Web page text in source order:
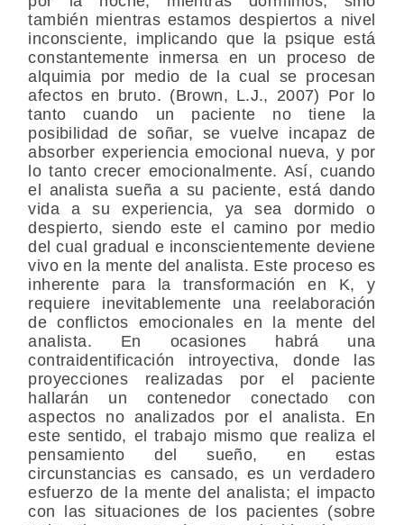
también mientras estamos despiertos a nivel
inconsciente, implicando que la psique está
constantemente inmersa en un proceso de
alquimia por medio de la cual se procesan
afectos en bruto. (Brown, L.J., 2007) Por lo
tanto cuando un paciente no tiene la
posibilidad de soñar, se vuelve incapaz de
absorber experiencia emocional nueva, y por
lo tanto crecer emocionalmente. Así, cuando
el analista sueña a su paciente, está dando
vida a su experiencia, ya sea dormido o
despierto, siendo este el camino por medio
del cual gradual e inconscientemente deviene
vivo en la mente del analista. Este proceso es
inherente para la transformación en K, y
requiere inevitablemente una reelaboración
de conflictos emocionales en la mente del
analista. En ocasiones habrá una
contraidentificación introyectiva, donde las
proyecciones realizadas por el paciente
hallarán un contenedor conectado con
aspectos no analizados por el analista. En
este sentido, el trabajo mismo que realiza el
pensamiento del sueño, en estas
circunstancias es cansado, es un verdadero
esfuerzo de la mente del analista; el impacto
con las situaciones de los pacientes (sobre